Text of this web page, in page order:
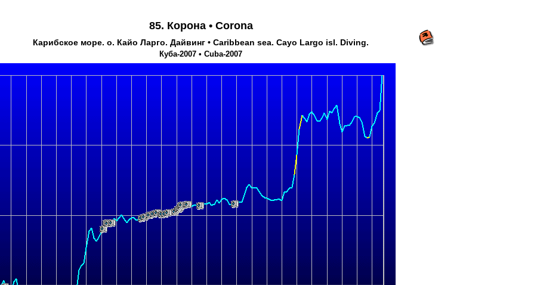
85. Корона • Corona
Карибское море. о. Кайо Ларго. Дайвинг • Caribbean sea. Cayo Largo isl. Diving.
Куба-2007 • Cuba-2007